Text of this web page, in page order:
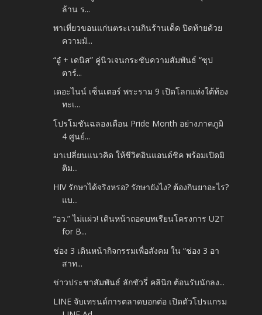
ล้าน ร...
พาเที่ยวขอนแก่นตระเวนกินร้านเด็ด ปิดท้ายด้วย
ความมั...
“อู๋ + เดนิส” คู่นิวเจนกระชับความสัมพันธ์ “ซุป
ตาร์...
เดอะไนน์ เซ็นเตอร์ พระราม 9 เปิดโลกแห่งใต้ท้อง
ทะเ...
โปรโมชันฉลองเดือน Pride Month อย่างภาคภูมิ
4 ศูนย์...
มาเปลี่ยนแนวคิด ให้ชีวิตอินแอนด์ชิค พร้อมเปิดมิ
ติม...
HIV รักษาได้จริงหรอ? รักษายังไง? ต้องกินยาอะไร?
แบ...
“อว.” ไม่แผ่ว! เดินหน้าถอดบทเรียนโครงการ U2T
for B...
ช่อง 3 เดินหน้ากิจกรรมเพื่อสังคม ใน “ช่อง 3 อา
สาท...
ข่าวประชาสัมพันธ์ ลักชัวรี่ คลินิก ต้อนรับนักลง...
LINE จับเทรนด์การตลาดบอกต่อ เปิดตัวโปรแกรม